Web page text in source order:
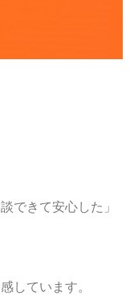
できて安心した」
しています。